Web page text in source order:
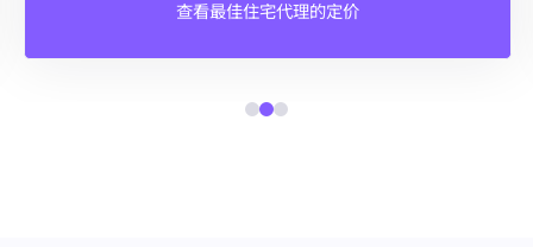
查看最佳住宅代理的定价